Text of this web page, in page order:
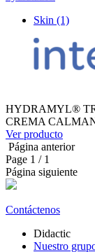
Skin (1)
HYDRAMYL®
CREMA
Ver producto
Página anterior
Page 1 / 1
Página siguiente
Contáctenos
Didactic
Nuestro